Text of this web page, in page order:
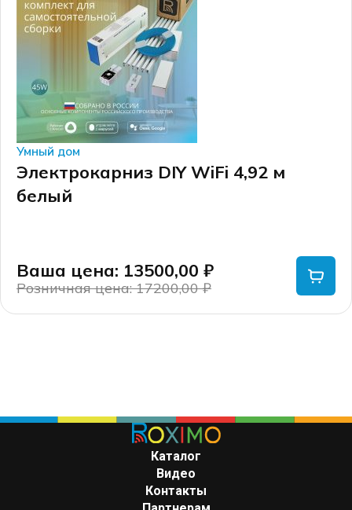
Умный дом
Электрокарниз DIY WiFi 4,92 м
белый
Розничная цена: 17200,00₽
Ваша цена: 13500,00 ₽
Каталог
Видео
Контакты